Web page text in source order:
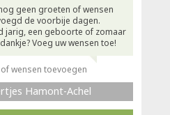
geen groeten of wensen
de voorbije dagen.
jarig, een geboorte of zomaar
Voeg uw wensen toe!
wensen toevoegen
Hamont-Achel